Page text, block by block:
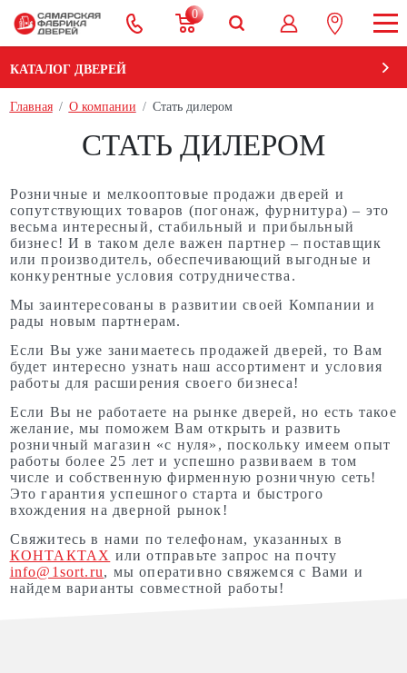
0
КАТАЛОГ ДВЕРЕЙ
Главная О компании Стать дилером
СТАТЬ ДИЛЕРОМ
Розничные и мелкооптовые продажи дверей и
сопутствующих товаров (погонаж, фурнитура) – это
весьма интересный, стабильный и прибыльный
бизнес! И в таком деле важен партнер – поставщик
или производитель, обеспечивающий выгодные и
конкурентные условия сотрудничества.
Мы заинтересованы в развитии своей Компании и
рады новым партнерам.
Если Вы уже занимаетесь продажей дверей, то Вам
будет интересно узнать наш ассортимент и условия
работы для расширения своего бизнеса!
Если Вы не работаете на рынке дверей, но есть такое
желание, мы поможем Вам открыть и развить
розничный магазин «с нуля», поскольку имеем опыт
работы более 25 лет и успешно развиваем в том
числе и собственную фирменную розничную сеть!
Это гарантия успешного старта и быстрого
вхождения на дверной рынок!
Свяжитесь в нами по телефонам, указанных в
КОНТАКТАХ или отправьте запрос на почту
info@1sort.ru, мы оперативно свяжемся с Вами и
найдем варианты совместной работы!